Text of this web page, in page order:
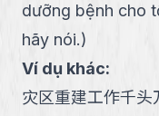
dưỡng bệnh cho
hãy nói.)
Ví dụ khác:
灾区重建工作千头